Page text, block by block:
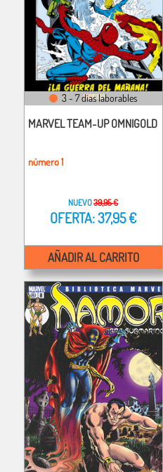
3 - 7 días laborables
MARVEL TEAM-UP OMNIGOLD
número 1
NUEVO39,95 €
OFERTA: 37,95 €
AÑADIR AL CARRITO